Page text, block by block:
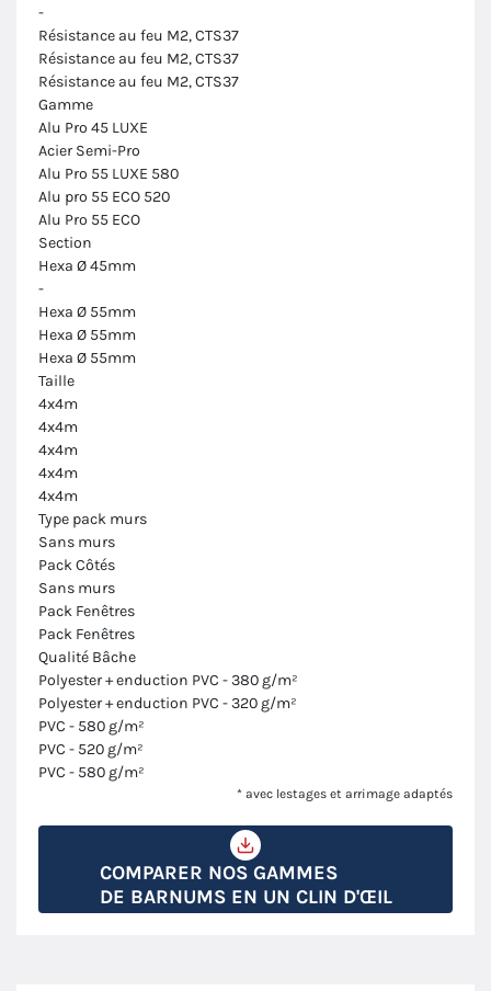
-
Résistance au feu M2, CTS37
Résistance au feu M2, CTS37
Résistance au feu M2, CTS37
Gamme
Alu Pro 45 LUXE
Acier Semi-Pro
Alu Pro 55 LUXE 580
Alu pro 55 ECO 520
Alu Pro 55 ECO
Section
Hexa Ø 45mm
-
Hexa Ø 55mm
Hexa Ø 55mm
Hexa Ø 55mm
Taille
4x4m
4x4m
4x4m
4x4m
4x4m
Type pack murs
Sans murs
Pack Côtés
Sans murs
Pack Fenêtres
Pack Fenêtres
Qualité Bâche
Polyester + enduction PVC - 380 g/m²
Polyester + enduction PVC - 320 g/m²
PVC - 580 g/m²
PVC - 520 g/m²
PVC - 580 g/m²
* avec lestages et arrimage adaptés
COMPARER NOS GAMMES
DE BARNUMS EN UN CLIN D'ŒIL